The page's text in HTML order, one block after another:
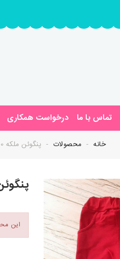
تماس با ما درخواست همکاری
خانه محصولات پنگوئن ملکه 40_45_50
پنگوئن
این